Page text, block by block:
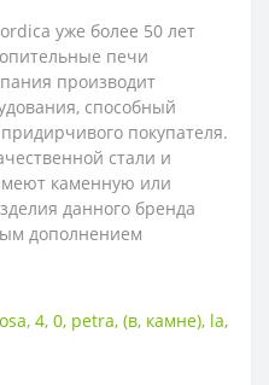
уже более 50 лет
печи
производит
способный
покупателя.
стали и
каменную или
данного бренда
дополнением
, 4, 0, petra, (в, камне), la,